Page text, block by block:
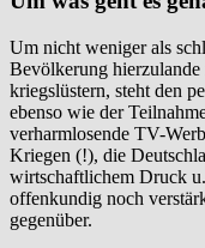
Um nicht weniger als
Bevölkerung
kriegslüstern, steht den
ebenso wie der
verharmlosende TV-
Kriegen (!), die
wirtschaftlichem Druck
offenkundig noch
gegenüber.